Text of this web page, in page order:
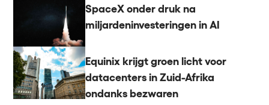
SpaceX onder druk na
miljardeninvesteringen in AI
Equinix krijgt groen licht voor
datacenters in Zuid-Afrika
ondanks bezwaren